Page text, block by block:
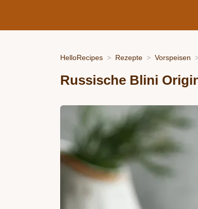
HelloRecipes Rezepte Vorspeisen
Russische Blini